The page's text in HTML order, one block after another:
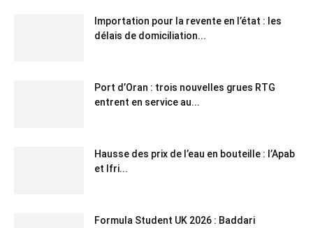
Importation pour la revente en l’état : les
délais de domiciliation...
Port d’Oran : trois nouvelles grues RTG
entrent en service au...
Hausse des prix de l’eau en bouteille : l’Apab
et Ifri...
Formula Student UK 2026 : Baddari